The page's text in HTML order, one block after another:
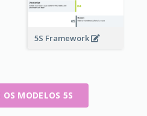
5S Framework
OS MODELOS 5S